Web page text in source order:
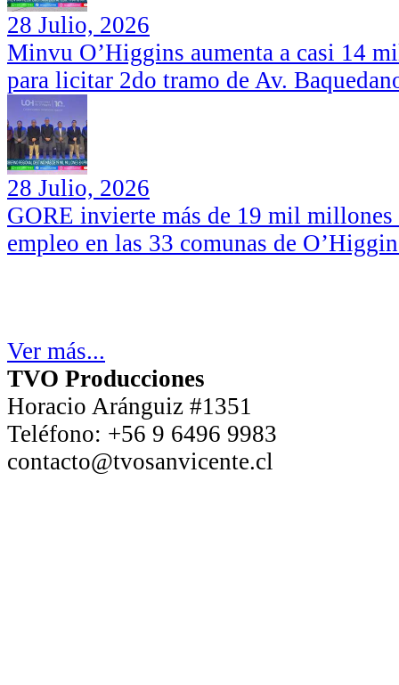
28 Julio, 2026
Minvu O’Higgins aumenta a casi 14
para licitar 2do tramo de Av.
28 Julio, 2026
GORE invierte más de 19 mil millones
empleo en las 33 comunas de
Ver más...
TVO Producciones
Horacio Aránguiz #1351
Teléfono: +56 9 6496 9983
contacto@tvosanvicente.cl